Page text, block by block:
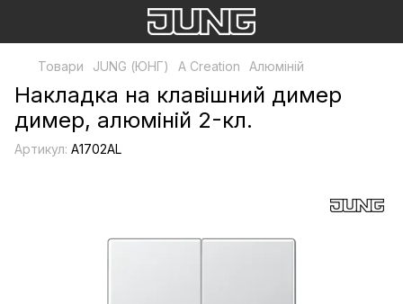
Товари JUNG (ЮНГ) A Creation Алюміній
Накладка на клавішний димер
димер, алюміній 2-кл.
Артикул: A1702AL